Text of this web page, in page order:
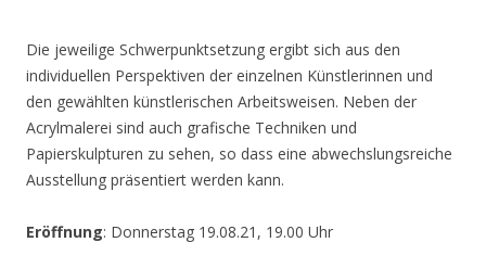
Die jeweilige Schwerpunktsetzung ergibt sich aus den
individuellen Perspektiven der einzelnen Künstlerinnen und
den gewählten künstlerischen Arbeitsweisen. Neben der
Acrylmalerei sind auch grafische Techniken und
Papierskulpturen zu sehen, so dass eine abwechslungsreiche
Ausstellung präsentiert werden kann.
Eröffnung: Donnerstag 19.08.21, 19.00 Uhr